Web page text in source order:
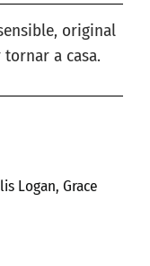
original
a casa.
Logan, Grace